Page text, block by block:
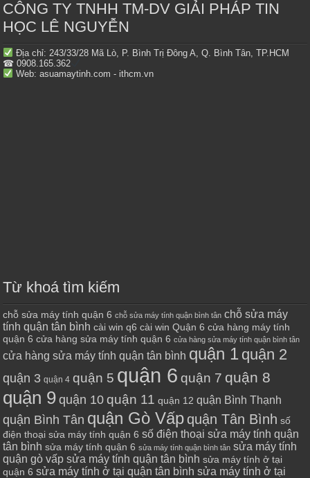
CÔNG TY TNHH TM-DV GIẢI PHÁP TIN
HỌC LÊ NGUYỄN
Địa chỉ: 243/33/28 Mã Lò, P. Bình Trị Đông A, Q. Bình Tân, TP.HCM
☎ 0908.165.362
Web: asuamaytinh.com - ithcm.vn
Từ khoá tìm kiếm
chỗ sửa máy tính quận 6 chỗ sửa máy tính quận bình tân chỗ sửa máy
tính quận tân bình cài win q6 cài win Quận 6 cửa hàng máy tính
quận 6 cửa hàng sửa máy tính quận 6 cửa hàng sửa máy tính quận bình tân
cửa hàng sửa máy tính quận tân bình quận 1 quận 2
quận 3 quận 4 quận 5 quận 6 quận 7 quận 8
quận 9 quận 10 quận 11 quận 12 quận Bình Thạnh
quận Bình Tân quận Gò Vấp quận Tân Bình số
điện thoại sửa máy tính quận 6 số điện thoại sửa máy tính quận
tân bình sửa máy tính quận 6 sửa máy tính quận bình tân sửa máy tính
quận gò vấp sửa máy tính quận tân bình sửa máy tính ở tại
quận 6 sửa máy tính ở tại quận tân bình sửa máy tính ở tại